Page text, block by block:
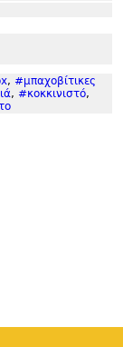
, #μπαχοβίτικες
, #κοκκινιστό,